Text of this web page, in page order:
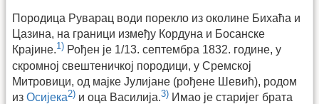
Породица Руварац води порекло из околине Бихаћа и
Цазина, на граници између Кордуна и Босанске
Крајине.1) Рођен је 1/13. септембра 1832. године, у
скромној свештеничкој породици, у Сремској
Митровици, од мајке Јулијане (рођене Шевић), родом
из Осијека2) и оца Василија.3) Имао је старијег брата